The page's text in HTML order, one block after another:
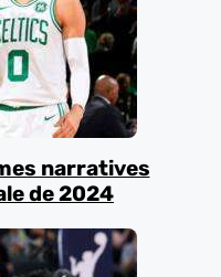
narratives
de 2024